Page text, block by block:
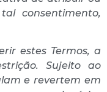
consentimento,
estes Termos, a
Sujeito ao
e revertem em